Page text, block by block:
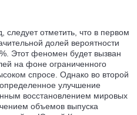
следует отметить, что в первом
долей вероятности
Этот феномен будет вызван
на фоне ограниченного
спросе. Однако во второй
улучшение
восстановлением мировых
объемов выпуска